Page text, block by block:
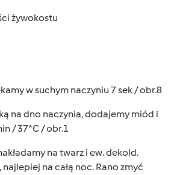
żywokostu
w suchym naczyniu 7 sek / obr.8
na dno naczynia, dodajemy miód i
/ 37*C / obr.1
na twarz i ew. dekold.
najlepiej na całą noc. Rano zmyć